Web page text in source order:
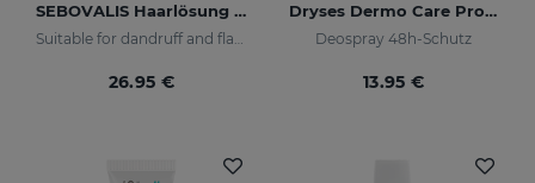
SEBOVALIS Haarlösung 100 Ml
Suitable for dandruff and flaking of the scalp
26.95 €
Dryses Dermo Care Protection
Deospray 48h-Schutz
13.95 €